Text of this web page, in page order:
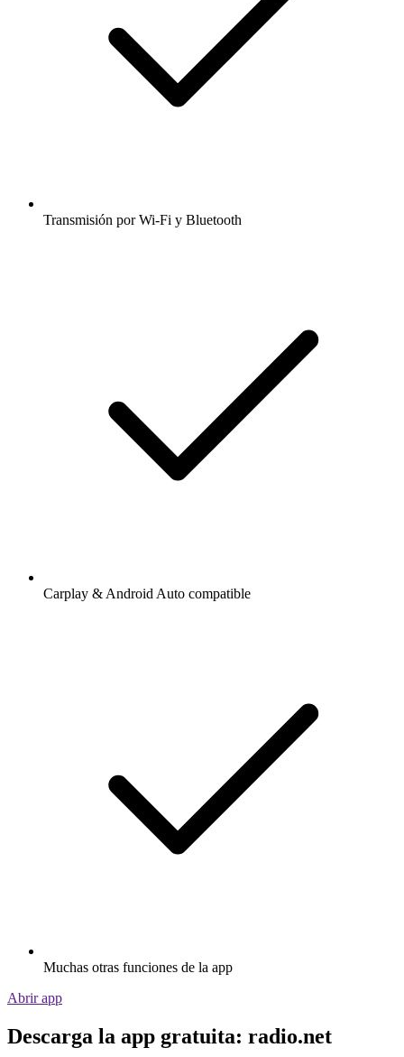
Transmisión por Wi-Fi y Bluetooth
Carplay & Android Auto compatible
Muchas otras funciones de la app
Abrir app
Descarga la app gratuita: radio.net